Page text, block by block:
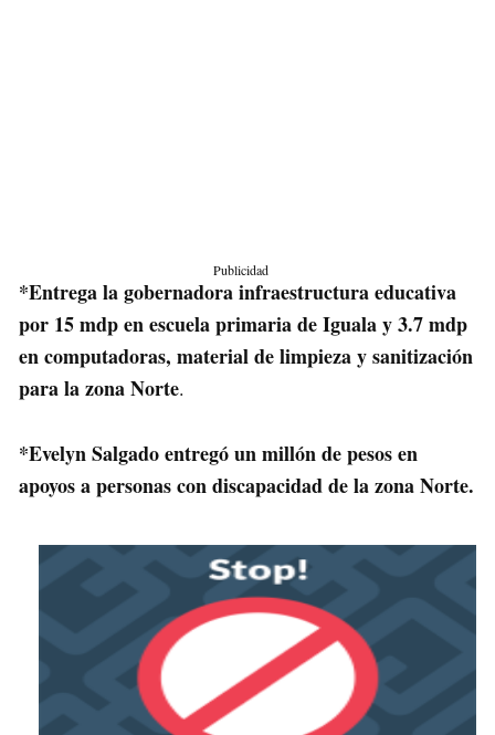
Publicidad
*Entrega la gobernadora infraestructura educativa
por 15 mdp en escuela primaria de Iguala y 3.7 mdp
en computadoras, material de limpieza y sanitización
para la zona Norte.
*Evelyn Salgado entregó un millón de pesos en
apoyos a personas con discapacidad de la zona Norte.